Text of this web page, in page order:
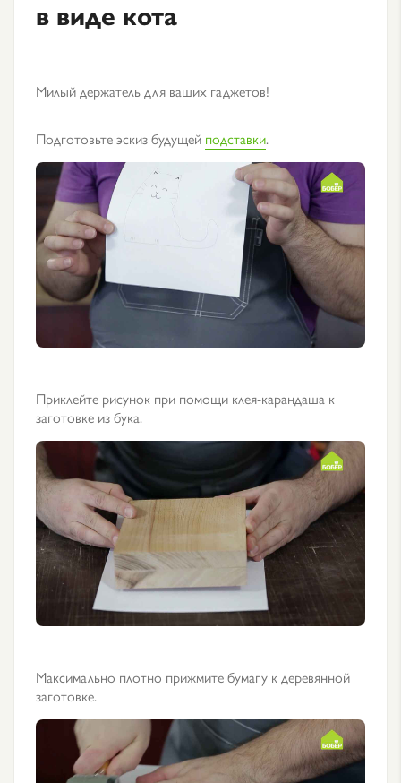
в виде кота
Милый держатель для ваших гаджетов!
Подготовьте эскиз будущей подставки.
Приклейте рисунок при помощи клея-карандаша к
заготовке из бука.
Максимально плотно прижмите бумагу к деревянной
заготовке.